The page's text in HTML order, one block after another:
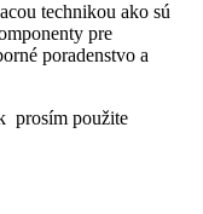
technikou ako sú
pre
poradenstvo a
prosím použite